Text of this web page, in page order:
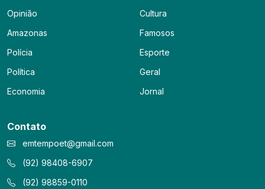
Opinião
Amazonas
Polícia
Política
Economia
Cultura
Famosos
Esporte
Geral
Jornal
Contato
emtempoet@gmail.com
(92) 98408-6907
(92) 98859-0110